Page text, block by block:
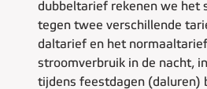
dubbeltarief rekenen we het
tegen twee verschillende
daltarief en het
stroomverbruik in de nacht,
tijdens feestdagen (daluren)